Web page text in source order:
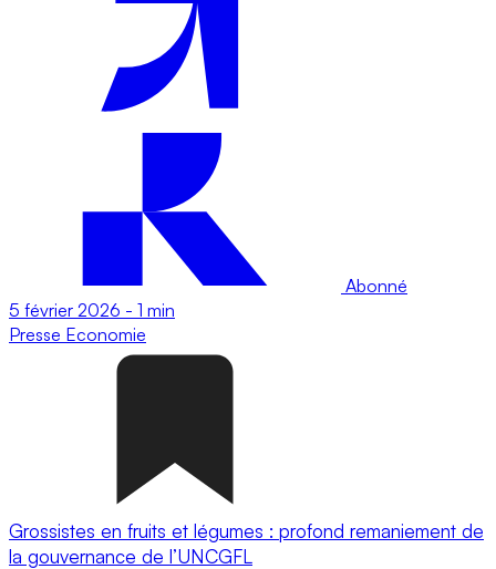
Abonné
5 février 2026 - 1 min
Presse Economie
Grossistes en fruits et légumes : profond remaniement de
la gouvernance de l’UNCGFL